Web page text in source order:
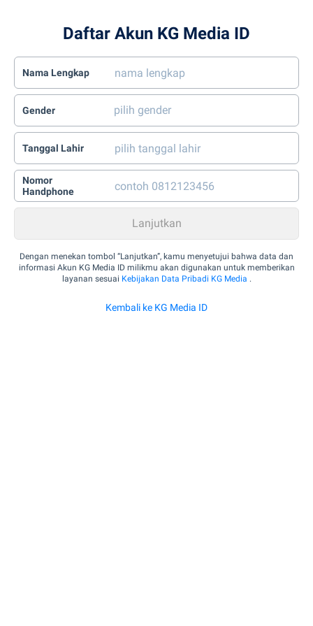
Daftar Akun KG Media ID
Nama Lengkap
Gender
Tanggal Lahir
Nomor
Handphone
Dengan menekan tombol “Lanjutkan”, kamu menyetujui bahwa data dan
informasi Akun KG Media ID milikmu akan digunakan untuk memberikan
layanan sesuai Kebijakan Data Pribadi KG Media .
Kembali ke KG Media ID